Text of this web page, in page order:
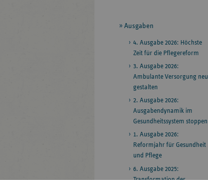
Seitennavigation
Ausgaben
4. Ausgabe 2026: Höchste
Zeit für die Pflegereform
3. Ausgabe 2026:
Ambulante Versorgung neu
gestalten
2. Ausgabe 2026:
Ausgabendynamik im
Gesundheitssystem stoppen
1. Ausgabe 2026:
Reformjahr für Gesundheit
und Pflege
6. Ausgabe 2025: